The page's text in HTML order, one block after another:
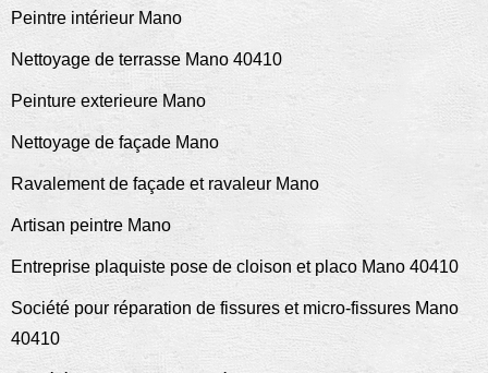
Peintre intérieur Mano
Nettoyage de terrasse Mano 40410
Peinture exterieure Mano
Nettoyage de façade Mano
Ravalement de façade et ravaleur Mano
Artisan peintre Mano
Entreprise plaquiste pose de cloison et placo Mano 40410
Société pour réparation de fissures et micro-fissures Mano
40410